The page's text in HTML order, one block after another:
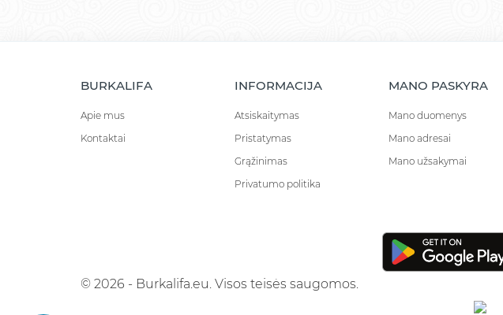
BURKALIFA
Apie mus
Kontaktai
INFORMACIJA
Atsiskaitymas
Pristatymas
Grąžinimas
Privatumo politika
MANO PASKYRA
Mano duomenys
Mano adresai
Mano užsakymai
© 2026 - Burkalifa.eu. Visos teisės saugomos.